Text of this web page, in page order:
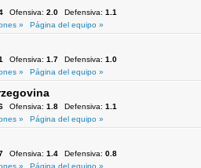
Ofensiva: 2.0 Defensiva: 1.1
»
Página del equipo »
Ofensiva: 1.7 Defensiva: 1.0
»
Página del equipo »
Ofensiva: 1.8 Defensiva: 1.1
»
Página del equipo »
Ofensiva: 1.4 Defensiva: 0.8
»
Página del equipo »